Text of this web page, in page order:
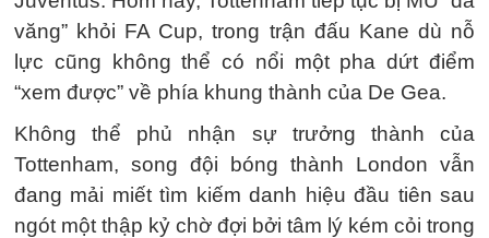
văng” khỏi FA Cup, trong trận đấu Kane dù nỗ
lực cũng không thể có nổi một pha dứt điểm
“xem được” về phía khung thành của De Gea.
Không thể phủ nhận sự trưởng thành của
Tottenham, song đội bóng thành London vẫn
đang mải miết tìm kiếm danh hiệu đầu tiên sau
ngót một thập kỷ chờ đợi bởi tâm lý kém cỏi trong